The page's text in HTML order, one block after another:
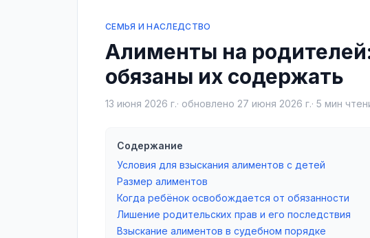
СЕМЬЯ И НАСЛЕДСТВО
Алименты на
обязаны их содержать
13 июня 2026 г.· обновлено 27 июня 2026 г.· 5 мин
Содержание
Условия для взыскания алиментов с детей
Размер алиментов
Когда ребёнок освобождается от обязанности
Лишение родительских прав и его последствия
Взыскание алиментов в судебном порядке